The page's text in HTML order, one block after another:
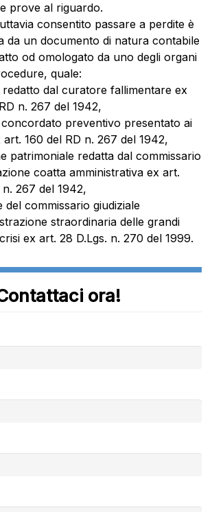
prove al riguardo.
consentito passare a perdite è
da un documento di natura contabile
od omologato da uno degli organi
quale:
redatto dal curatore fallimentare ex
n. 267 del 1942,
preventivo presentato ai
160 del RD n. 267 del 1942,
patrimoniale redatta dal commissario
coatta amministrativa ex art.
267 del 1942,
del commissario giudiziale
straordinaria delle grandi
ex art. 28 D.Lgs. n. 270 del 1999.
ora!